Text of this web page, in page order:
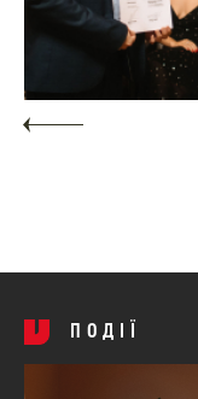
ПОДІЇ